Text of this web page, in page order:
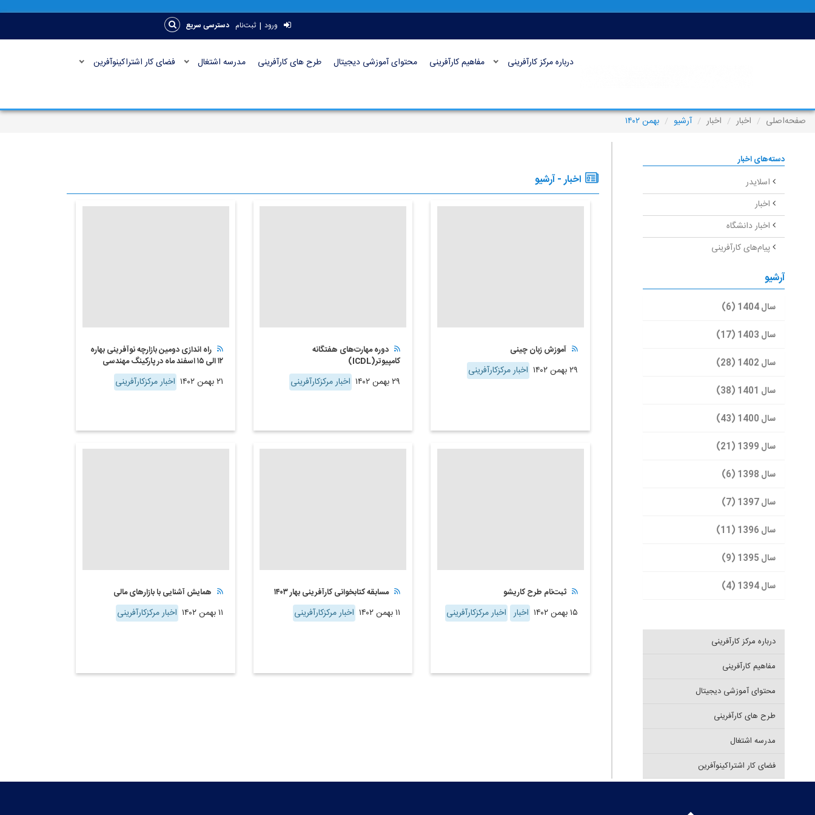
ورود | ثبت‌نام دسترسی سریع
درباره مرکز کارآفرینی مفاهیم کارآفرینی محتوای آموزشی دیجیتال طرح های کارآفرینی مدرسه اشتغال فضای کار اشتراکینوآفرین
صفحه‌اصلی اخبار اخبار آرشیو بهمن ۱۴۰۲
اخبار - آرشیو
آموزش زبان چینی
۲۹ بهمن ۱۴۰۲ اخبار مرکزکارآفرینی
دوره مهارت‌های هفتگانه
کامپیوتر(ICDL)
۲۹ بهمن ۱۴۰۲ اخبار مرکزکارآفرینی
راه اندازی دومین بازارچه نوآفرینی بهاره
۱۲ الی ۱۵ اسفند ماه در پارکینگ مهندسی
۲۱ بهمن ۱۴۰۲ اخبار مرکزکارآفرینی
ثبت‌نام طرح کاریشو
۱۵ بهمن ۱۴۰۲ اخبار اخبار مرکزکارآفرینی
مسابقه کتابخوانی کارآفرینی بهار ۱۴۰۳
۱۱ بهمن ۱۴۰۲ اخبار مرکزکارآفرینی
همایش آشنایی با بازارهای مالی
۱۱ بهمن ۱۴۰۲ اخبار مرکزکارآفرینی
دسته‌های اخبار
اسلایدر
اخبار
اخبار دانشگاه
پیام‌های کارآفرینی
آرشیو
سال 1404 (6)
سال 1403 (17)
سال 1402 (28)
سال 1401 (38)
سال 1400 (43)
سال 1399 (21)
سال 1398 (6)
سال 1397 (7)
سال 1396 (11)
سال 1395 (9)
سال 1394 (4)
درباره مرکز کارآفرینی
مفاهیم کارآفرینی
محتوای آموزشی دیجیتال
طرح های کارآفرینی
مدرسه اشتغال
فضای کار اشتراکینوآفرین